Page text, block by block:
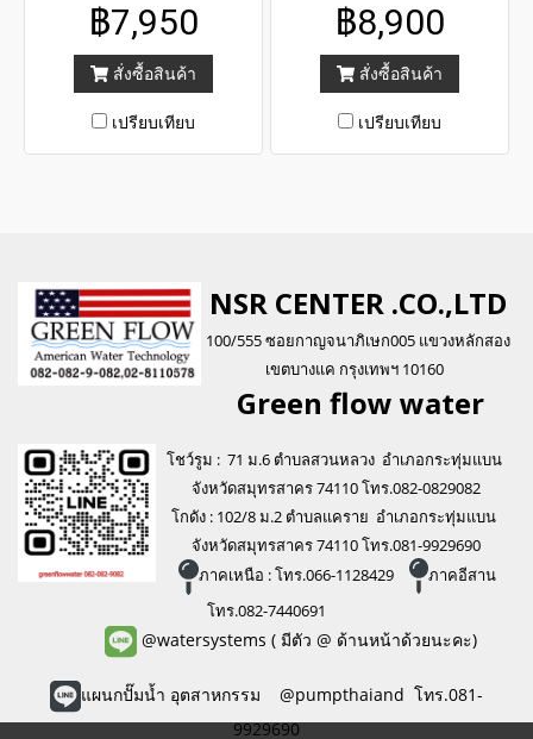
฿7,950
สั่งซื้อสินค้า
เปรียบเทียบ
฿8,900
สั่งซื้อสินค้า
เปรียบเทียบ
NSR CENTER .CO.,LTD
100/555 ซอยกาญจนาภิเษก005 แขวงหลักสอง
เขตบางแค กรุงเทพฯ 10160
Green flow water
โชว์รูม : 71 ม.6 ตำบลสวนหลวง อำเภอกระทุ่มแบน
จังหวัดสมุทรสาคร 74110 โทร.082-0829082
โกดัง : 102/8 ม.2 ตำบลแคราย อำเภอกระทุ่มแบน
จังหวัดสมุทรสาคร 74110 โทร.081-9929690
ภาคเหนือ : โทร.066-1128429
ภาคอีสาน
โทร.082-7440691
@watersystems ( มีตัว @ ด้านหน้าด้วยนะคะ)
แผนกปั๊มน้ำ อุตสาหกรรม @pumpthaiand โทร.081-
9929690